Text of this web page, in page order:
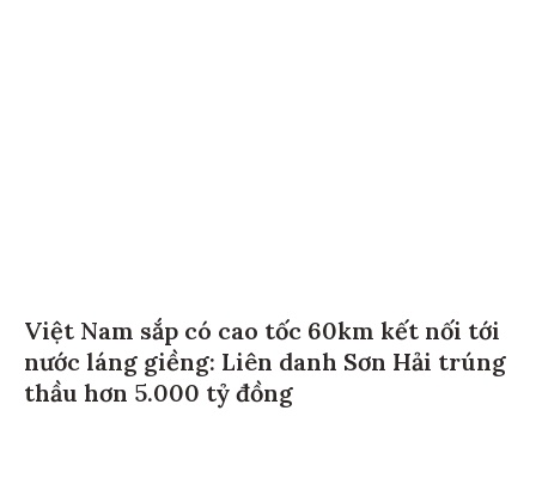
Việt Nam sắp có cao tốc 60km kết nối tới
nước láng giềng: Liên danh Sơn Hải trúng
thầu hơn 5.000 tỷ đồng